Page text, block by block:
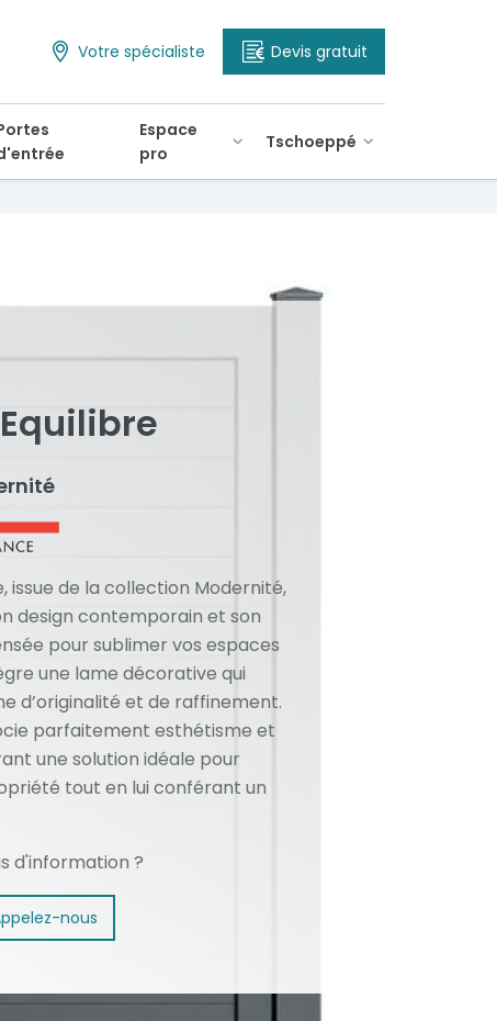
Votre spécialiste Devis gratuit
Espace
pro
Tschoeppé
issue de la collection Modernité,
design contemporain et son
pour sublimer vos espaces
une lame décorative qui
d’originalité et de raffinement.
parfaitement esthétisme et
une solution idéale pour
tout en lui conférant un
d'information ?
nous